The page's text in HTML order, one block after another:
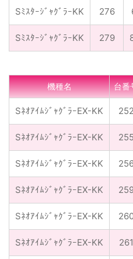
SﾐｽﾀｰｼﾞｬｸﾞﾗｰKK 276
SﾐｽﾀｰｼﾞｬｸﾞﾗｰKK 279
機種名 台番
SﾈｵｱｲﾑｼﾞｬｸﾞﾗｰEX-KK 252
SﾈｵｱｲﾑｼﾞｬｸﾞﾗｰEX-KK 255
SﾈｵｱｲﾑｼﾞｬｸﾞﾗｰEX-KK
SﾈｵｱｲﾑｼﾞｬｸﾞﾗｰEX-KK
SﾈｵｱｲﾑｼﾞｬｸﾞﾗｰEX-KK
SﾈｵｱｲﾑｼﾞｬｸﾞﾗｰEX-KK 261